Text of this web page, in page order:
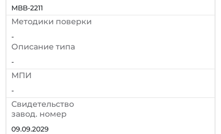
МВВ-2211
Методики поверки
-
Описание типа
-
МПИ
-
Cвидетельство
завод. номер
09.09.2029